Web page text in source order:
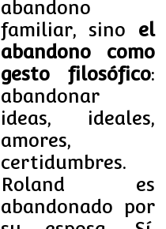
abandono
familiar, sino el
abandono como
gesto filosófico:
abandonar
ideas, ideales,
amores,
certidumbres.
Roland es
abandonado por